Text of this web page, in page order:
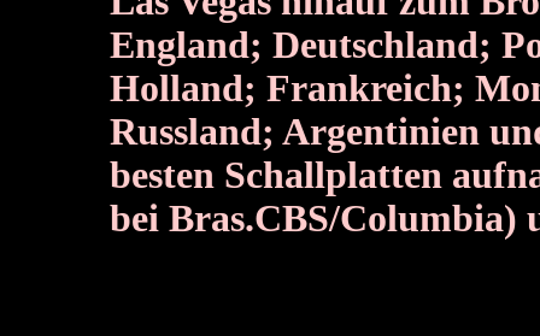
England; Deutschland;
Holland; Frankreich;
Russland; Argentinien
besten Schallplatten
bei Bras.CBS/Columbia)